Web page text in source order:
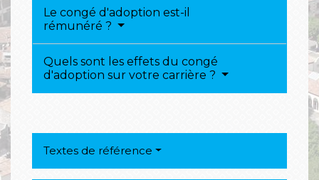
Le congé d'adoption est-il
rémunéré ?
Quels sont les effets du congé
d'adoption sur votre carrière ?
Textes de référence